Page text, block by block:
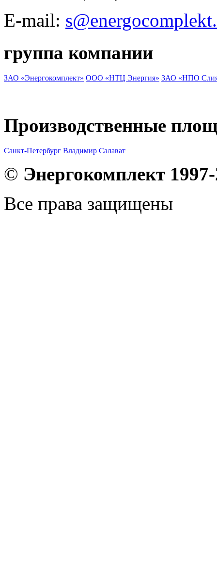
E-mail:
группа компании
ЗАО «Энергокомплект» ООО «НТЦ Энергия» ЗАО «НПО
Производственные
Санкт-Петербург Владимир Салават
© Энергокомплект
Все права защищены